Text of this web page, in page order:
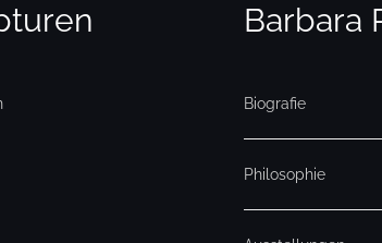
Barbara
Biografie
Philosophie